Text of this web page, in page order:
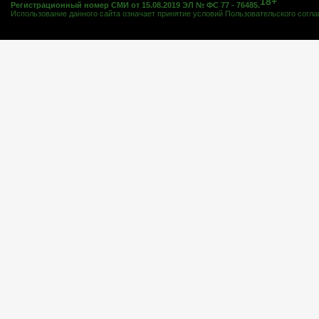
Регистрационный номер СМИ от 15.08.2019 ЭЛ № ФС 77 - 76485.
Использование данного сайта означает принятие условий Пользовательского